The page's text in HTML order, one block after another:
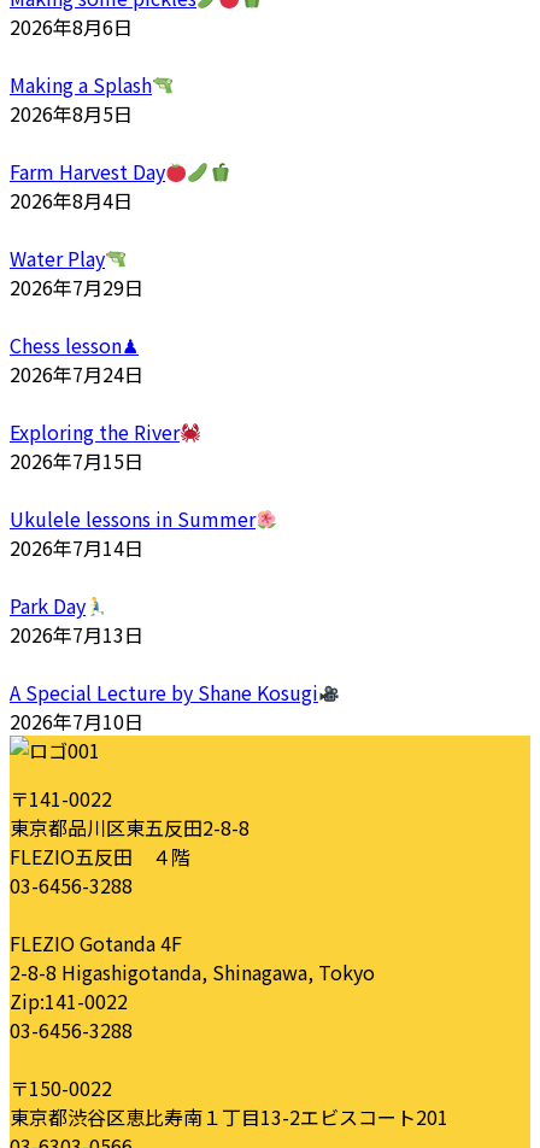
2026年8月6日
Making a Splash
2026年8月5日
Farm Harvest Day
2026年8月4日
Water Play
2026年7月29日
Chess lesson♟
2026年7月24日
Exploring the River
2026年7月15日
Ukulele lessons in Summer
2026年7月14日
Park Day
2026年7月13日
A Special Lecture by Shane Kosugi
2026年7月10日
〒141-0022
東京都品川区東五反田2-8-8
FLEZIO五反田 ４階
03-6456-3288
FLEZIO Gotanda 4F
2-8-8 Higashigotanda, Shinagawa, Tokyo
Zip:141-0022
03-6456-3288
〒150-0022
東京都渋谷区恵比寿南１丁目13-2エビスコート201